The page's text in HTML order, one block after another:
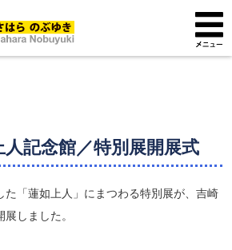
記念館／特別展開展式
た「蓮如上人」にまつわる特別展が、吉崎
しました。